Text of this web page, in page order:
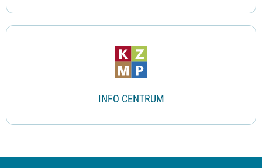
INFO CENTRUM